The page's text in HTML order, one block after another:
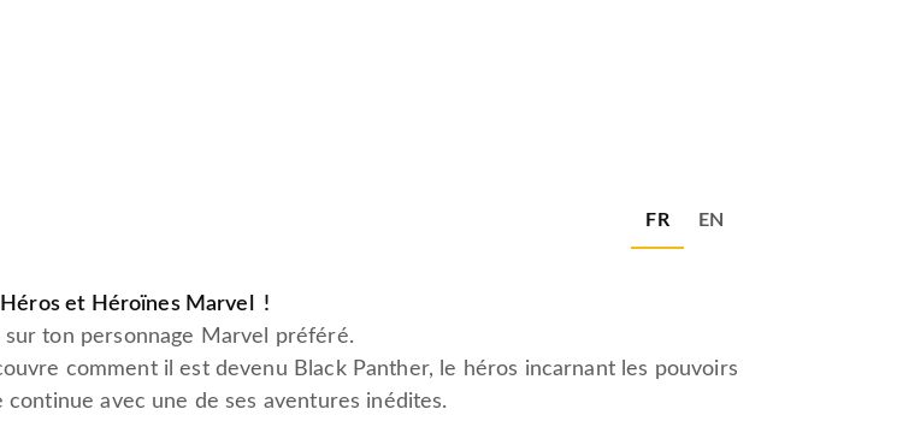
FR EN
Héros et Héroïnes Marvel !
ton personnage Marvel préféré.
comment il est devenu Black Panther, le héros incarnant les pouvoirs
avec une de ses aventures inédites.